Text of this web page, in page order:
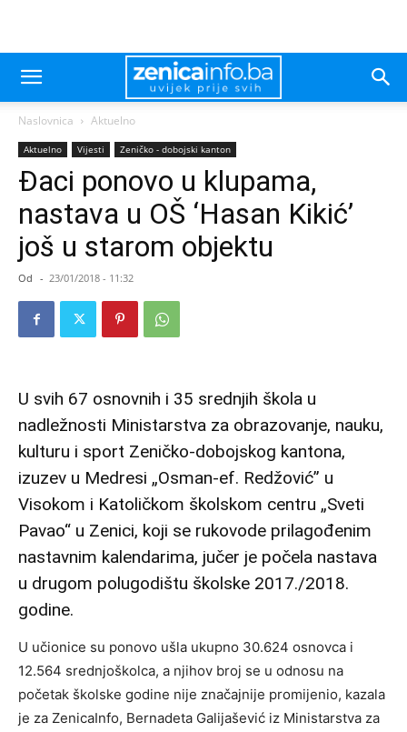
Naslovnica Aktuelno
Aktuelno Vijesti Zeničko - dobojski kanton
Đaci ponovo u klupama,
nastava u OŠ ‘Hasan Kikić’
još u starom objektu
Od - 23/01/2018 - 11:32
U svih 67 osnovnih i 35 srednjih škola u
nadležnosti Ministarstva za obrazovanje, nauku,
kulturu i sport Zeničko-dobojskog kantona,
izuzev u Medresi „Osman-ef. Redžović” u
Visokom i Katoličkom školskom centru „Sveti
Pavao“ u Zenici, koji se rukovode prilagođenim
nastavnim kalendarima, jučer je počela nastava
u drugom polugodištu školske 2017./2018.
godine.
U učionice su ponovo ušla ukupno 30.624 osnovca i
12.564 srednjoškolca, a njihov broj se u odnosu na
početak školske godine nije značajnije promijenio, kazala
je za ZenicaInfo, Bernadeta Galijašević iz Ministarstva za